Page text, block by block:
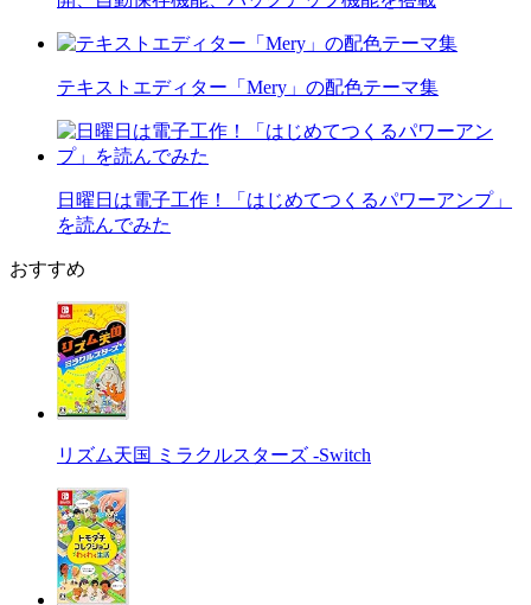
テキストエディター「Mery」の配色テーマ集
日曜日は電子工作！「はじめてつくるパワーアンプ」
を読んでみた
おすすめ
リズム天国 ミラクルスターズ -Switch